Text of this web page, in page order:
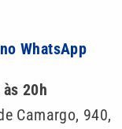
WhatsApp
20h
Camargo, 940,